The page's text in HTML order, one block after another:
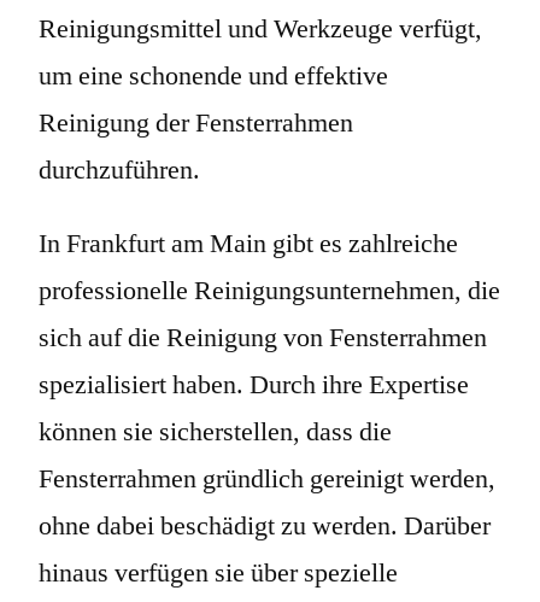
Reinigungsmittel und Werkzeuge verfügt,
um eine schonende und effektive
Reinigung der Fensterrahmen
durchzuführen.
In Frankfurt am Main gibt es zahlreiche
professionelle Reinigungsunternehmen, die
sich auf die Reinigung von Fensterrahmen
spezialisiert haben. Durch ihre Expertise
können sie sicherstellen, dass die
Fensterrahmen gründlich gereinigt werden,
ohne dabei beschädigt zu werden. Darüber
hinaus verfügen sie über spezielle